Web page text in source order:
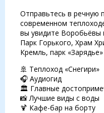
Отправьтесь в речную
современном
вы увидите Воробьёвы
Парк Горького, Храм
Кремль, парк
🚢 Теплоход «Снегири»
🎧 Аудиогид
🏛 Главные
📸 Лучшие виды с воды
🍹 Кафе-бар на борту